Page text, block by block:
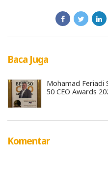
Baca Juga
Mohamad Feriadi
50 CEO Awards
Komentar